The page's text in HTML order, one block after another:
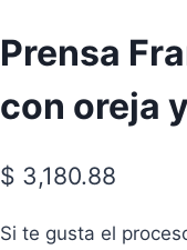
Prensa
con oreja
$ 3,180.88
Si te gusta el